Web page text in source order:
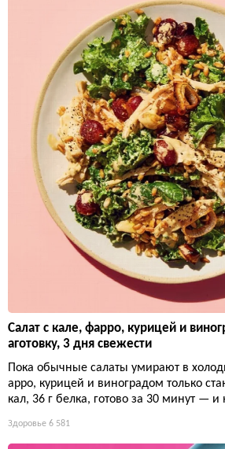
Салат с кале, фарро, курицей и
аготовку, 3 дня свежести
Пока обычные салаты умирают в
арро, курицей и виноградом только
кал, 36 г белка, готово за 30 минут —
Здоровье 6 581